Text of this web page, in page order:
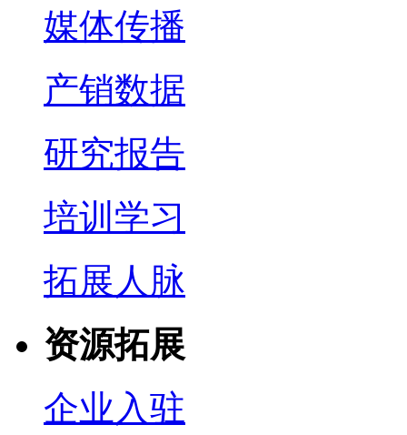
媒体传播
产销数据
研究报告
培训学习
拓展人脉
资源拓展
企业入驻